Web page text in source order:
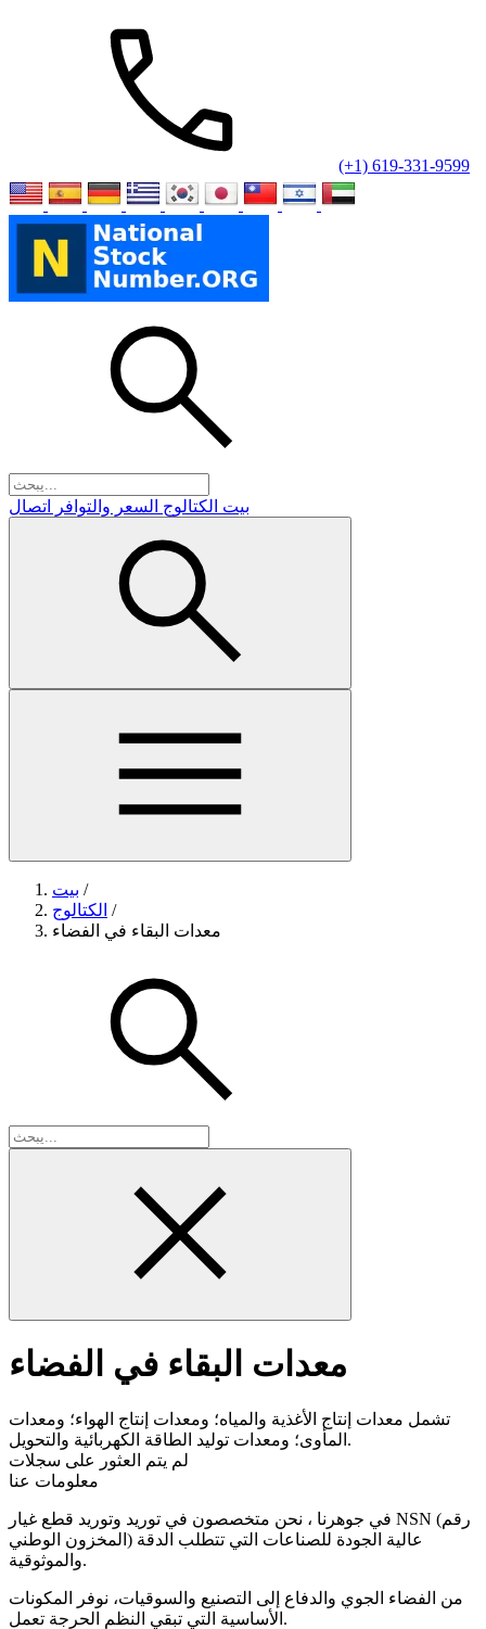
(+1) 619-331-9599
بيت الكتالوج السعر والتوافر اتصال
بيت /
الكتالوج /
معدات البقاء في الفضاء
معدات البقاء في الفضاء
تشمل معدات إنتاج الأغذية والمياه؛ ومعدات إنتاج الهواء؛ ومعدات
المأوى؛ ومعدات توليد الطاقة الكهربائية والتحويل.
لم يتم العثور على سجلات
معلومات عنا
في جوهرنا ، نحن متخصصون في توريد وتوريد قطع غيار NSN (رقم
المخزون الوطني) عالية الجودة للصناعات التي تتطلب الدقة
والموثوقية.
من الفضاء الجوي والدفاع إلى التصنيع والسوقيات، نوفر المكونات
الأساسية التي تبقي النظم الحرجة تعمل.